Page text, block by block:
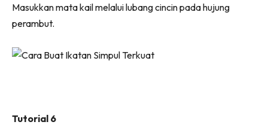
Masukkan mata kail melalui lubang cincin pada hujung
perambut.
Tutorial 6